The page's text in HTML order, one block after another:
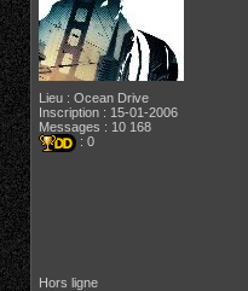
Lieu : Ocean Drive
Inscription : 15-01-2006
Messages : 10 168
: 0
Hors ligne